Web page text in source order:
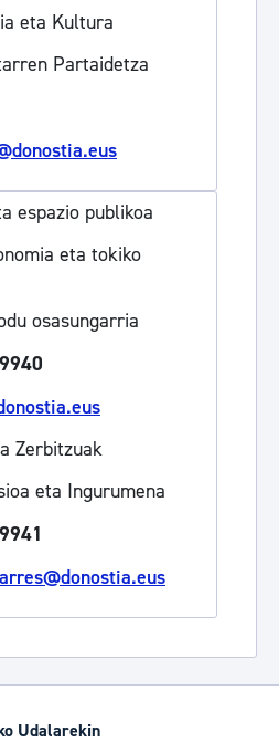
eta Kultura
Partaidetza
espazio publikoa
eta tokiko
osasungarria
Zerbitzuak
eta Ingurumena
Udalarekin